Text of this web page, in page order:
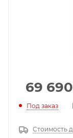
69 690
Под заказ
Стоимость